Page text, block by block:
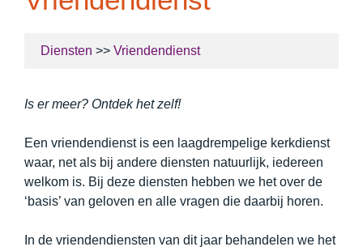
Diensten >> Vriendendienst
Is er meer? Ontdek het zelf!
Een vriendendienst is een laagdrempelige kerkdienst
waar, net als bij andere diensten natuurlijk, iedereen
welkom is. Bij deze diensten hebben we het over de
‘basis’ van geloven en alle vragen die daarbij horen.
In de vriendendiensten van dit jaar behandelen we het